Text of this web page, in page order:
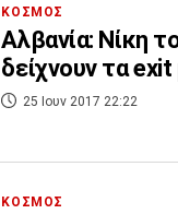
ΚΟΣΜΟΣ
Αλβανία: Νίκη
δείχνουν τα exit
25 Ιουν 2017 22:22
ΚΟΣΜΟΣ